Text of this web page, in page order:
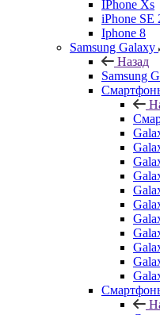
IPhone Xs
iPhone SE
Iphone 8
Samsung Galaxy
Назад
Samsung